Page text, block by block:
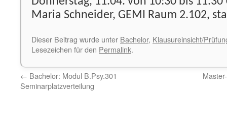
Maria Schneider, GEMI Raum 2.102,
Dieser Beitrag wurde unter Bachelor, Klausureinsicht/
Lesezeichen für den Permalink.
← Bachelor: Modul B.Psy.301
Seminarplatzverteilung